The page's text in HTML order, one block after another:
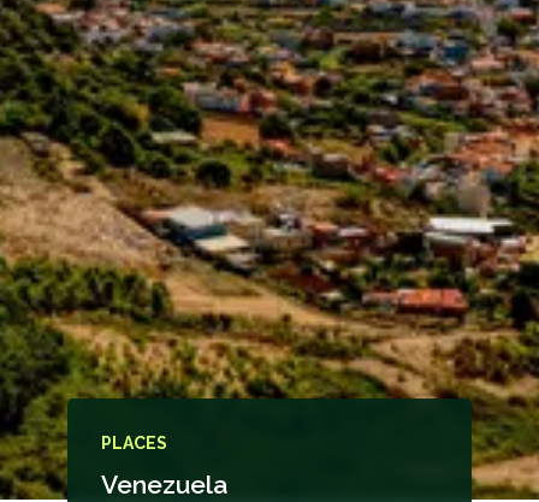
PLACES
Venezuela